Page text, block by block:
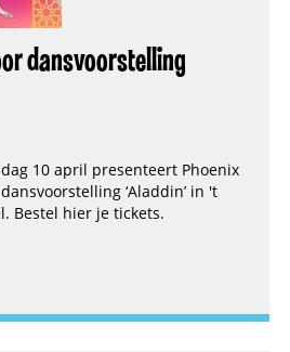
dansvoorstelling
10 april presenteert Phoenix
‘Aladdin’ in 't
Bestel hier je tickets.